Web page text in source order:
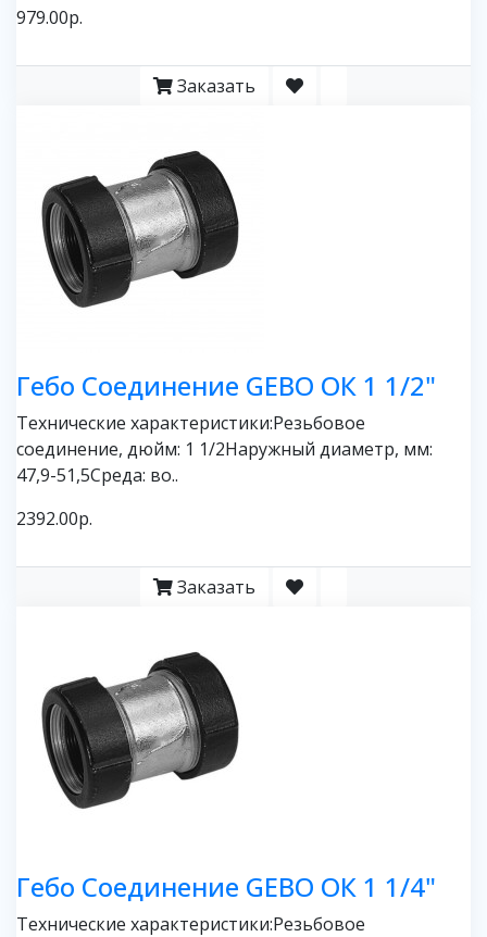
979.00р.
Заказать
Гебо Соединение GEBO ОК 1 1/2"
Технические характеристики:Резьбовое
соединение, дюйм: 1 1/2Наружный диаметр, мм:
47,9-51,5Среда: во..
2392.00р.
Заказать
Гебо Соединение GEBO ОК 1 1/4"
Технические характеристики:Резьбовое